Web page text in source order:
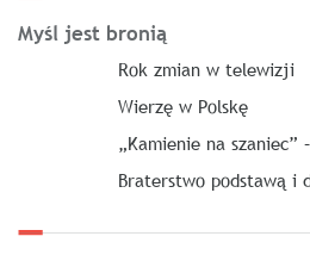
Myśl jest bronią
Rok zmian w telewizji
Wierzę w Polskę
„Kamienie na szaniec”
Braterstwo podstawą i